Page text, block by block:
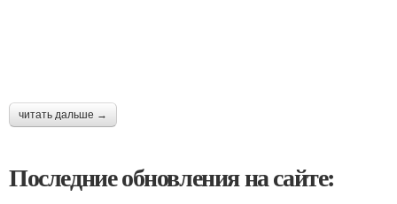
читать дальше →
Последние обновления на сайте: